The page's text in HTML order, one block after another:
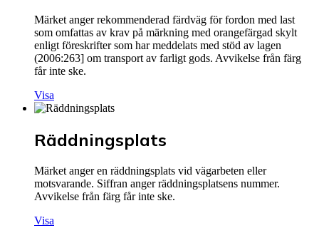
Märket anger rekommenderad färdväg för fordon med last
som omfattas av krav på märkning med orangefärgad skylt
enligt föreskrifter som har meddelats med stöd av lagen
(2006:263] om transport av farligt gods. Avvikelse från färg
får inte ske.
Visa
Räddningsplats
Märket anger en räddningsplats vid vägarbeten eller
motsvarande. Siffran anger räddningsplatsens nummer.
Avvikelse från färg får inte ske.
Visa